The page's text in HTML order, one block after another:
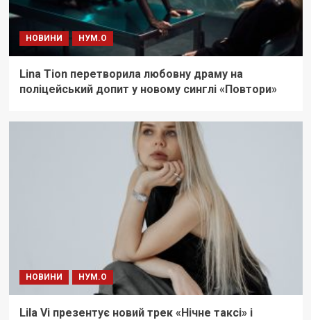
НОВИНИ НУМ.О
Lina Tion перетворила любовну драму на
поліцейський допит у новому синглі «Повтори»
НОВИНИ НУМ.О
Lila Vi презентує новий трек «Нічне таксі» і